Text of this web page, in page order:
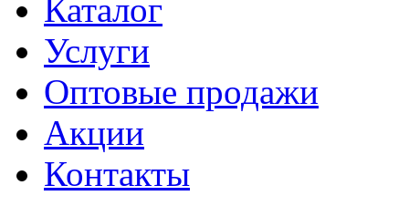
Каталог
Услуги
Оптовые продажи
Акции
Контакты